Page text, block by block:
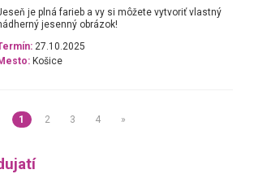
je plná farieb a vy si môžete vytvoriť vlastný
jesenný obrázok!
27.10.2025
Košice
1 2 3 4 »